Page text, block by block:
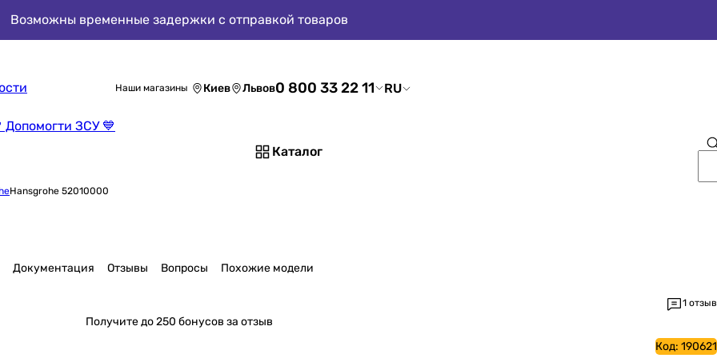
Возможны временные задержки с отправкой товаров
Допомогти ЗСУ 💙
Наши магазины Киев Львов0 800 33 22 11 RU
Каталог
Hansgrohe 52010000
Документация Отзывы Вопросы Похожие модели
1 отзыв
Получитедо 250 бонусов за отзыв
Код: 190621